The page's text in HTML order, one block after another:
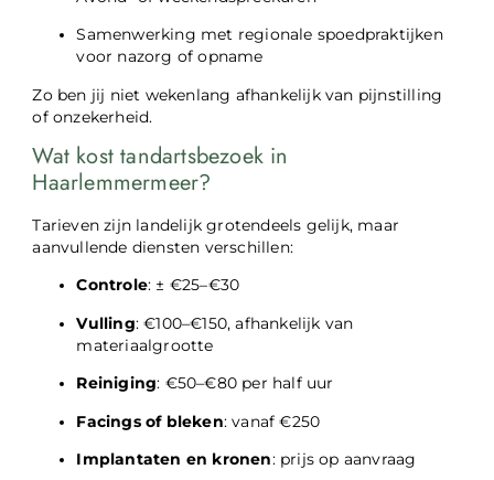
Samenwerking met regionale spoedpraktijken
voor nazorg of opname
Zo ben jij niet wekenlang afhankelijk van pijnstilling
of onzekerheid.
Wat kost tandartsbezoek in
Haarlemmermeer?
Tarieven zijn landelijk grotendeels gelijk, maar
aanvullende diensten verschillen:
Controle: ± €25–€30
Vulling: €100–€150, afhankelijk van
materiaalgrootte
Reiniging: €50–€80 per half uur
Facings of bleken: vanaf €250
Implantaten en kronen: prijs op aanvraag